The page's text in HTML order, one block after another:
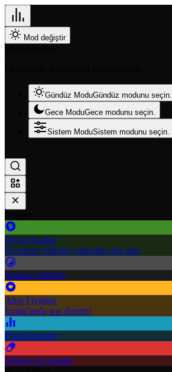
Mod değiştir
Gündüz ModuGündüz modunu seçin.
Gece ModuGece modunu seçin.
Sistem ModuSistem modunu seçin.
Döviz Kurları
Piyasanın kalbine yakından göz atın.
Namaz Vakitleri
Altın Fiyatları
Emtia'larda son durum!
Puan Durumu
Nöbetçi Eczaneler